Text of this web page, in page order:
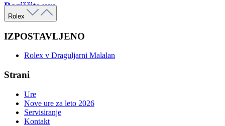
Raziščite ure
Rolex
IZPOSTAVLJENO
Rolex v Draguljarni Malalan
Strani
Ure
Nove ure za leto 2026
Servisiranje
Kontakt